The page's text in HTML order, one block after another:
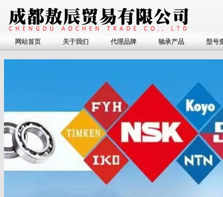
网站首页 关于我们 代理品牌 轴承产品 型号